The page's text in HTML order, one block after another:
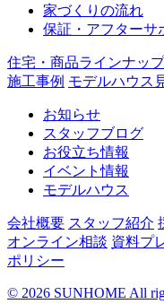
家づくりの流れ
保証・アフターサ
住宅・商品ラインナップ
施工事例 モデルハウス
お知らせ
スタッフブログ
お役立ち情報
イベント情報
モデルハウス
会社概要 スタッフ紹介
オンライン相談 資料プ
ポリシー
© 2026 SUNHOME All